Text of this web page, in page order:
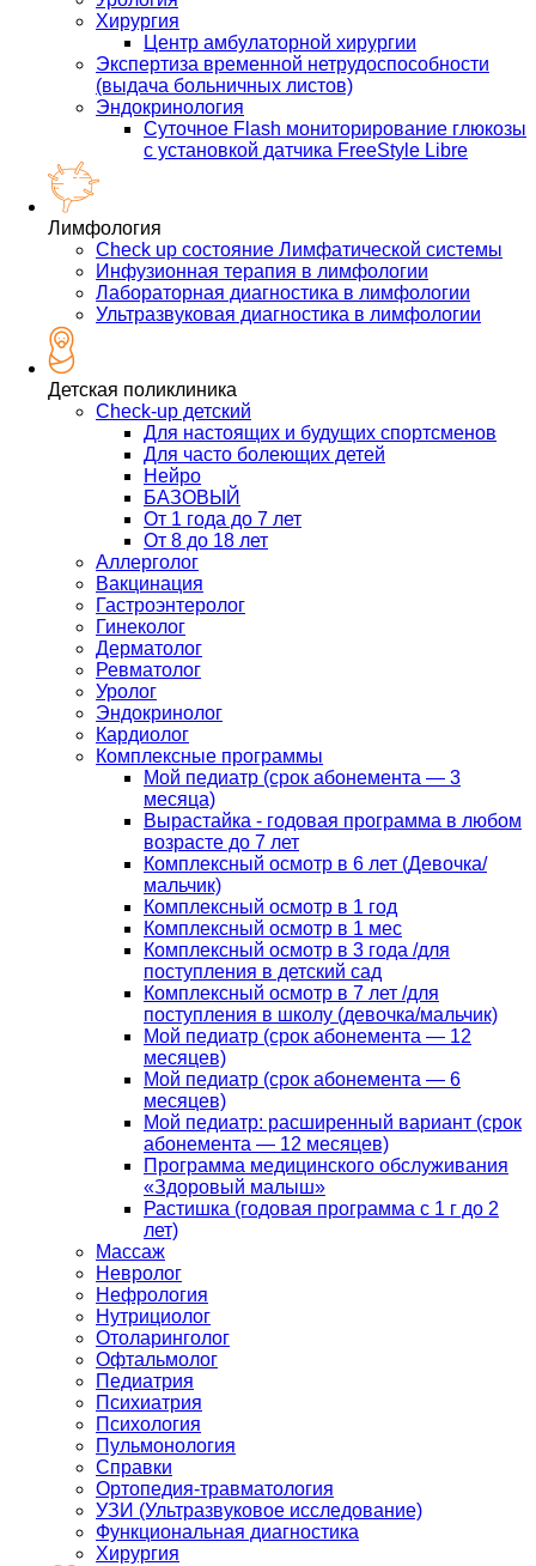
Хирургия
Центр амбулаторной хирургии
Экспертиза временной нетрудоспособности
(выдача больничных листов)
Эндокринология
Суточное Flash мониторирование глюкозы
с установкой датчика FreeStyle Libre
Лимфология
Check up состояние Лимфатической системы
Инфузионная терапия в лимфологии
Лабораторная диагностика в лимфологии
Ультразвуковая диагностика в лимфологии
Детская поликлиника
Check-up детский
Для настоящих и будущих спортсменов
Для часто болеющих детей
Нейро
БАЗОВЫЙ
От 1 года до 7 лет
От 8 до 18 лет
Аллерголог
Вакцинация
Гастроэнтеролог
Гинеколог
Дерматолог
Ревматолог
Уролог
Эндокринолог
Кардиолог
Комплексные программы
Мой педиатр (срок абонемента — 3
месяца)
Вырастайка - годовая программа в любом
возрасте до 7 лет
Комплексный осмотр в 6 лет (Девочка/
мальчик)
Комплексный осмотр в 1 год
Комплексный осмотр в 1 мес
Комплексный осмотр в 3 года /для
поступления в детский сад
Комплексный осмотр в 7 лет /для
поступления в школу (девочка/мальчик)
Мой педиатр (срок абонемента — 12
месяцев)
Мой педиатр (срок абонемента — 6
месяцев)
Мой педиатр: расширенный вариант (срок
абонемента — 12 месяцев)
Программа медицинского обслуживания
«Здоровый малыш»
Растишка (годовая программа с 1 г до 2
лет)
Массаж
Невролог
Нефрология
Нутрициолог
Отоларинголог
Офтальмолог
Педиатрия
Психиатрия
Психология
Пульмонология
Справки
Ортопедия-травматология
УЗИ (Ультразвуковое исследование)
Функциональная диагностика
Хирургия